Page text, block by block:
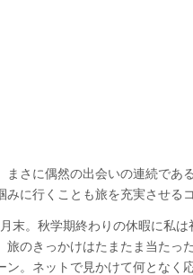
まさに偶然の出会いの連続であ
みに行くことも旅を充実させる
末。秋学期終わりの休暇に私は
旅のきっかけはたまたま当たっ
ン。ネットで見かけて何となく